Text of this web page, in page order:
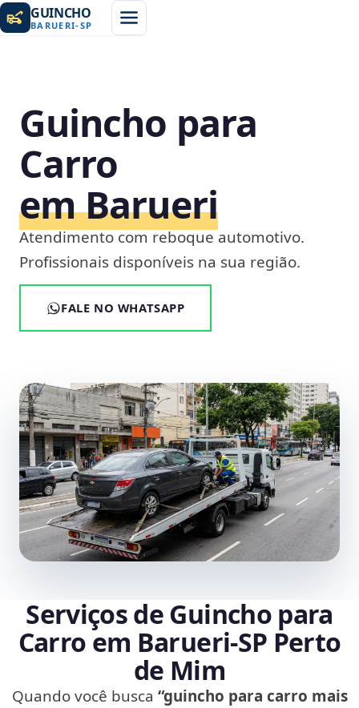
GUINCHO
BARUERI-SP
Guincho para
Carro
em Barueri
Atendimento com reboque automotivo.
Profissionais disponíveis na sua região.
FALE NO WHATSAPP
Serviços de Guincho para
Carro em Barueri‑SP Perto
de Mim
Quando você busca “guincho para carro mais